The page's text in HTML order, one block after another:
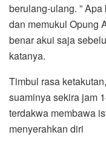
berulang-ulang. ”
dan memukul Opung
benar akui saja
katanya.
Timbul rasa
suaminya sekira jam
terdakwa membawa
menyerahkan diri